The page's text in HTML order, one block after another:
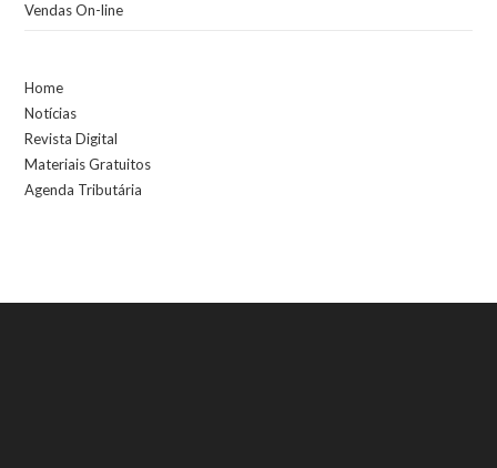
Vendas On-line
Home
Notícias
Revista Digital
Materiais Gratuitos
Agenda Tributária